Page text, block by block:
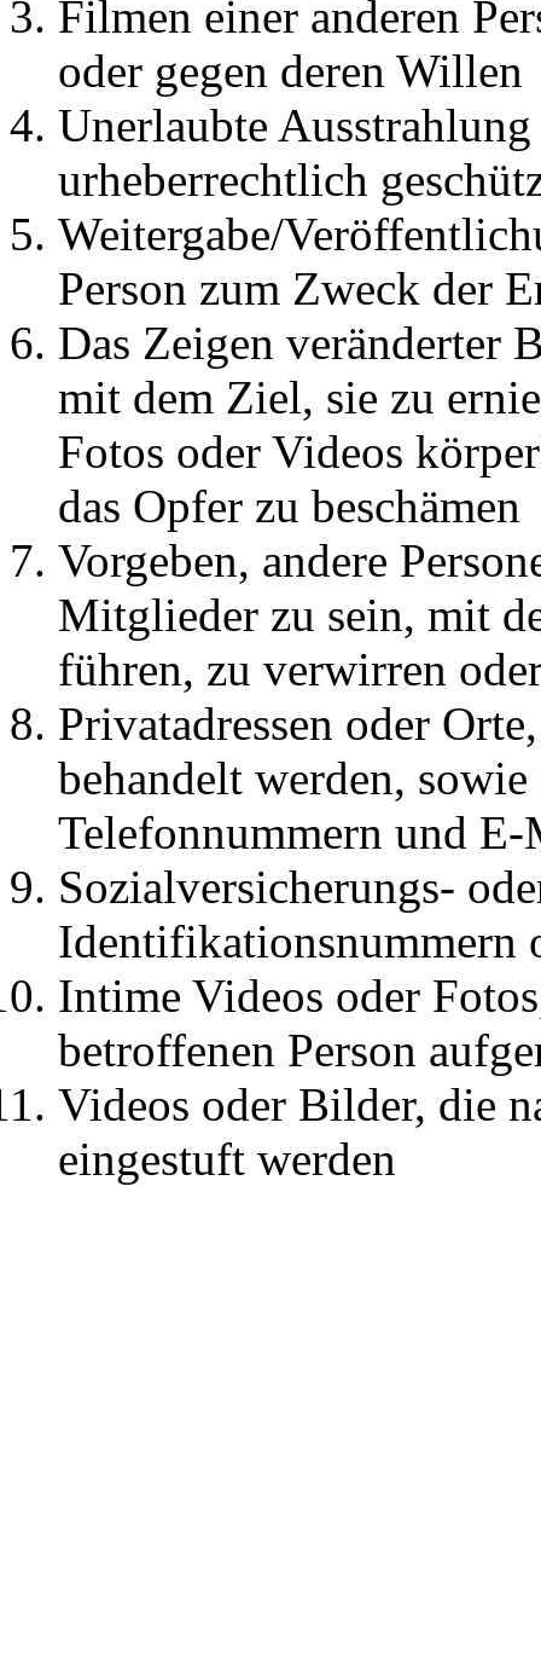
Filmen einer anderen
oder gegen deren Willen
Unerlaubte
urheberrechtlich
Weitergabe/
Person zum Zweck der
Das Zeigen veränderter
mit dem Ziel, sie zu
Fotos oder Videos
das Opfer zu beschämen
Vorgeben, andere
Mitglieder zu sein, mit
führen, zu verwirren
Privatadressen oder
behandelt werden,
Telefonnummern und
Sozialversicherungs-
Identifikationsnummern
Intime Videos oder
betroffenen Person
Videos oder Bilder, die
eingestuft werden